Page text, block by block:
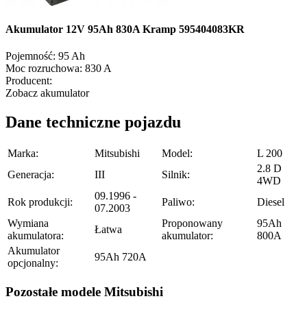
Akumulator 12V 95Ah 830A Kramp 595404083KR
Pojemność: 95 Ah
Moc rozruchowa: 830 A
Producent:
Zobacz akumulator
Dane techniczne pojazdu
Marka: Mitsubishi Model:
L 200
Generacja:
III Silnik:
2.8 D
4WD
Rok produkcji:
09.1996 -
07.2003
Paliwo:
Diesel
Wymiana
akumulatora:
Łatwa
Proponowany
akumulator:
95Ah
800A
Akumulator
opcjonalny:
95Ah 720A
Pozostałe modele Mitsubishi